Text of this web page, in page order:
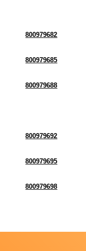
800979682
800979685
800979688
800979692
800979695
800979698